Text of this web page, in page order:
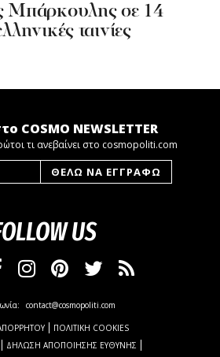
Μπάρκουλης σε 14
ταινίες
COSMO NEWSLETTER
τι ανεβαίνει στο cosmopoliti.com
US
contact@cosmopoliti.com
ΠΟΛΙΤΙΚΗ COOKIES
ΔΗΛΩΣΗ ΑΠΟΠΟΙΗΣΗΣ ΕΥΘΥΝΗΣ